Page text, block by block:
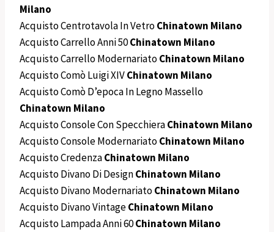
Milano
Acquisto Centrotavola In VetroChinatown Milano
Acquisto Carrello Anni 50Chinatown Milano
Acquisto Carrello ModernariatoChinatown Milano
Acquisto Comò Luigi XIVChinatown Milano
Acquisto Comò D’epoca In Legno Massello
Chinatown Milano
Acquisto Console Con SpecchieraChinatown Milano
Acquisto Console ModernariatoChinatown Milano
Acquisto CredenzaChinatown Milano
Acquisto Divano Di DesignChinatown Milano
Acquisto Divano ModernariatoChinatown Milano
Acquisto Divano VintageChinatown Milano
Acquisto Lampada Anni 60Chinatown Milano